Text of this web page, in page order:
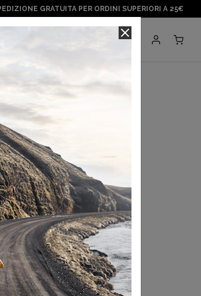
GRATUITA PER ORDINI SUPERIORI A 25€